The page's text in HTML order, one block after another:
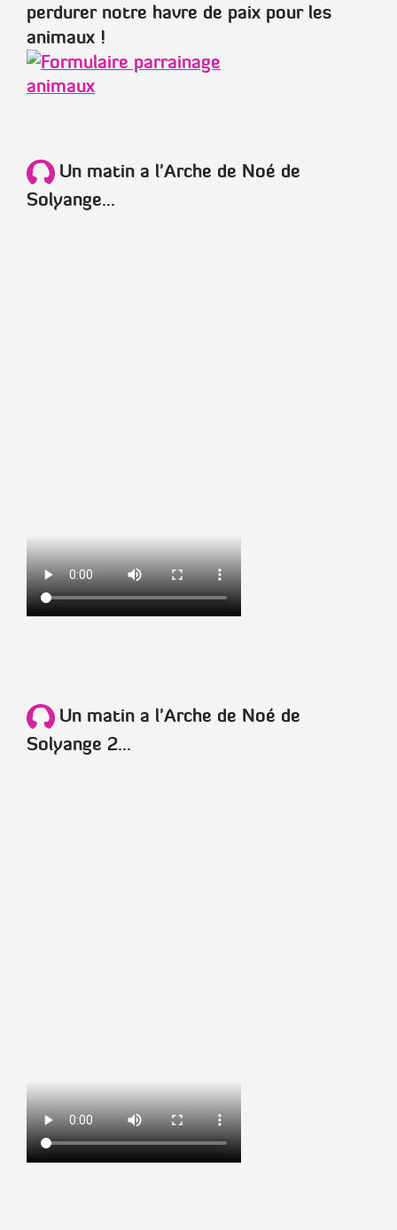
perdurer notre havre de paix pour les
animaux !
Un matin a l'Arche de Noé de
Solyange...
Un matin a l'Arche de Noé de
Solyange 2...